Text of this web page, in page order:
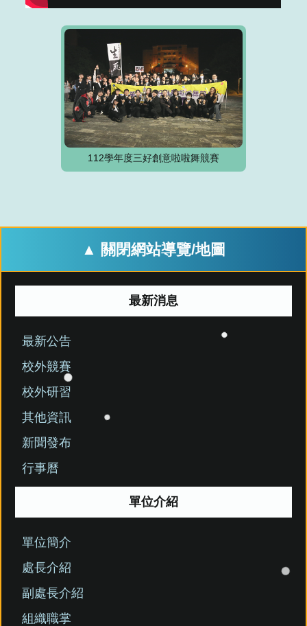
112學年度三好創意啦啦舞競賽
▲ 關閉網站導覽/地圖
最新消息
最新公告
校外競賽
校外研習
其他資訊
新聞發布
行事曆
單位介紹
單位簡介
處長介紹
副處長介紹
組織職掌